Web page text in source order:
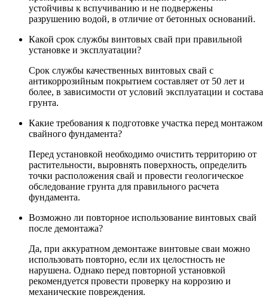
устойчивы к вспучиванию и не подвержены
разрушению водой, в отличие от бетонных оснований.
Какой срок службы винтовых свай при правильной
установке и эксплуатации?
Срок службы качественных винтовых свай с
антикоррозийным покрытием составляет от 50 лет и
более, в зависимости от условий эксплуатации и состава
грунта.
Какие требования к подготовке участка перед монтажом
свайного фундамента?
Перед установкой необходимо очистить территорию от
растительности, выровнять поверхность, определить
точки расположения свай и провести геологическое
обследование грунта для правильного расчета
фундамента.
Возможно ли повторное использование винтовых свай
после демонтажа?
Да, при аккуратном демонтаже винтовые сваи можно
использовать повторно, если их целостность не
нарушена. Однако перед повторной установкой
рекомендуется провести проверку на коррозию и
механические повреждения.